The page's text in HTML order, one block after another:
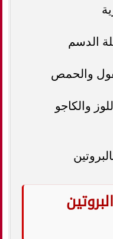
الدسم
والحمص
والكاجو